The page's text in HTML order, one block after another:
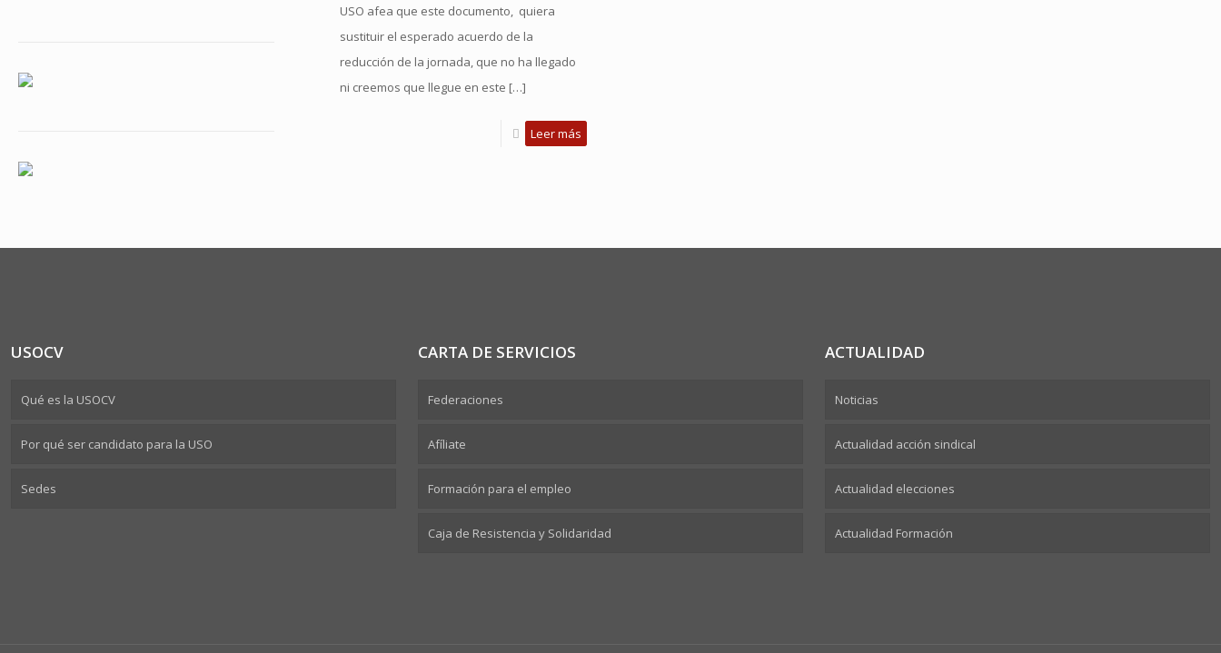
USO afea que este documento, quiera
sustituir el esperado acuerdo de la
reducción de la jornada, que no ha llegado
ni creemos que llegue en este […]
Leer más
USOCV
Qué es la USOCV
Por qué ser candidato para la USO
Sedes
CARTA DE SERVICIOS
Federaciones
Afíliate
Formación para el empleo
Caja de Resistencia y Solidaridad
ACTUALIDAD
Noticias
Actualidad acción sindical
Actualidad elecciones
Actualidad Formación